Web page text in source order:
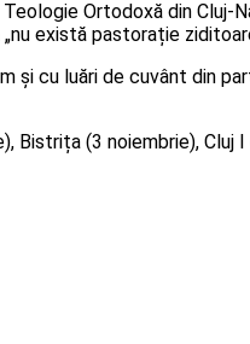
Ortodoxă din Cluj-
există pastorație
și cu luări de cuvânt din
(3 noiembrie), Cluj I